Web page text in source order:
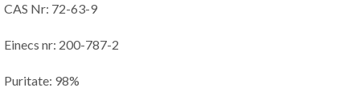
CAS Nr: 72-63-9
Einecs nr: 200-787-2
Puritate: 98%